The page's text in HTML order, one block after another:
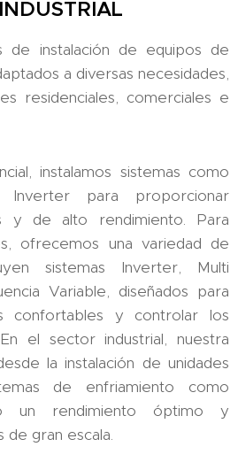
de instalación de equipos de
a diversas necesidades,
residenciales, comerciales e
instalamos sistemas como
para proporcionar
y de alto rendimiento. Para
ofrecemos una variedad de
sistemas Inverter, Multi
Variable, diseñados para
confortables y controlar los
el sector industrial, nuestra
la instalación de unidades
de enfriamiento como
un rendimiento óptimo y
gran escala.